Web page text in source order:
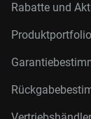
Rabatte und
Produktportfolio